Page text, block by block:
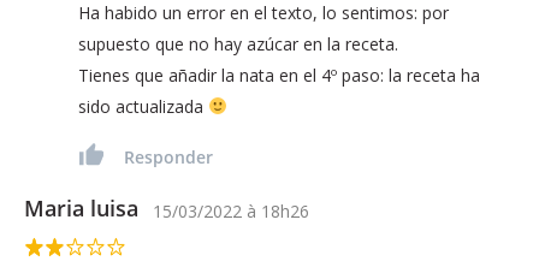
Ha habido un error en el texto, lo sentimos: por
supuesto que no hay azúcar en la receta.
Tienes que añadir la nata en el 4º paso: la receta ha
sido actualizada
Responder
Maria luisa 15/03/2022 à 18h26